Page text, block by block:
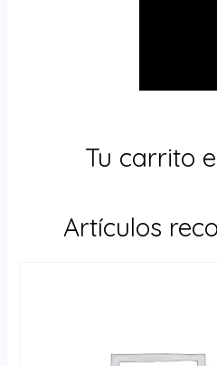
Tu carrito
Artículos